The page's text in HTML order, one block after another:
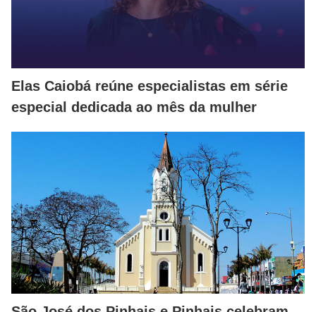
Elas Caiobá reúne especialistas em série
especial dedicada ao mês da mulher